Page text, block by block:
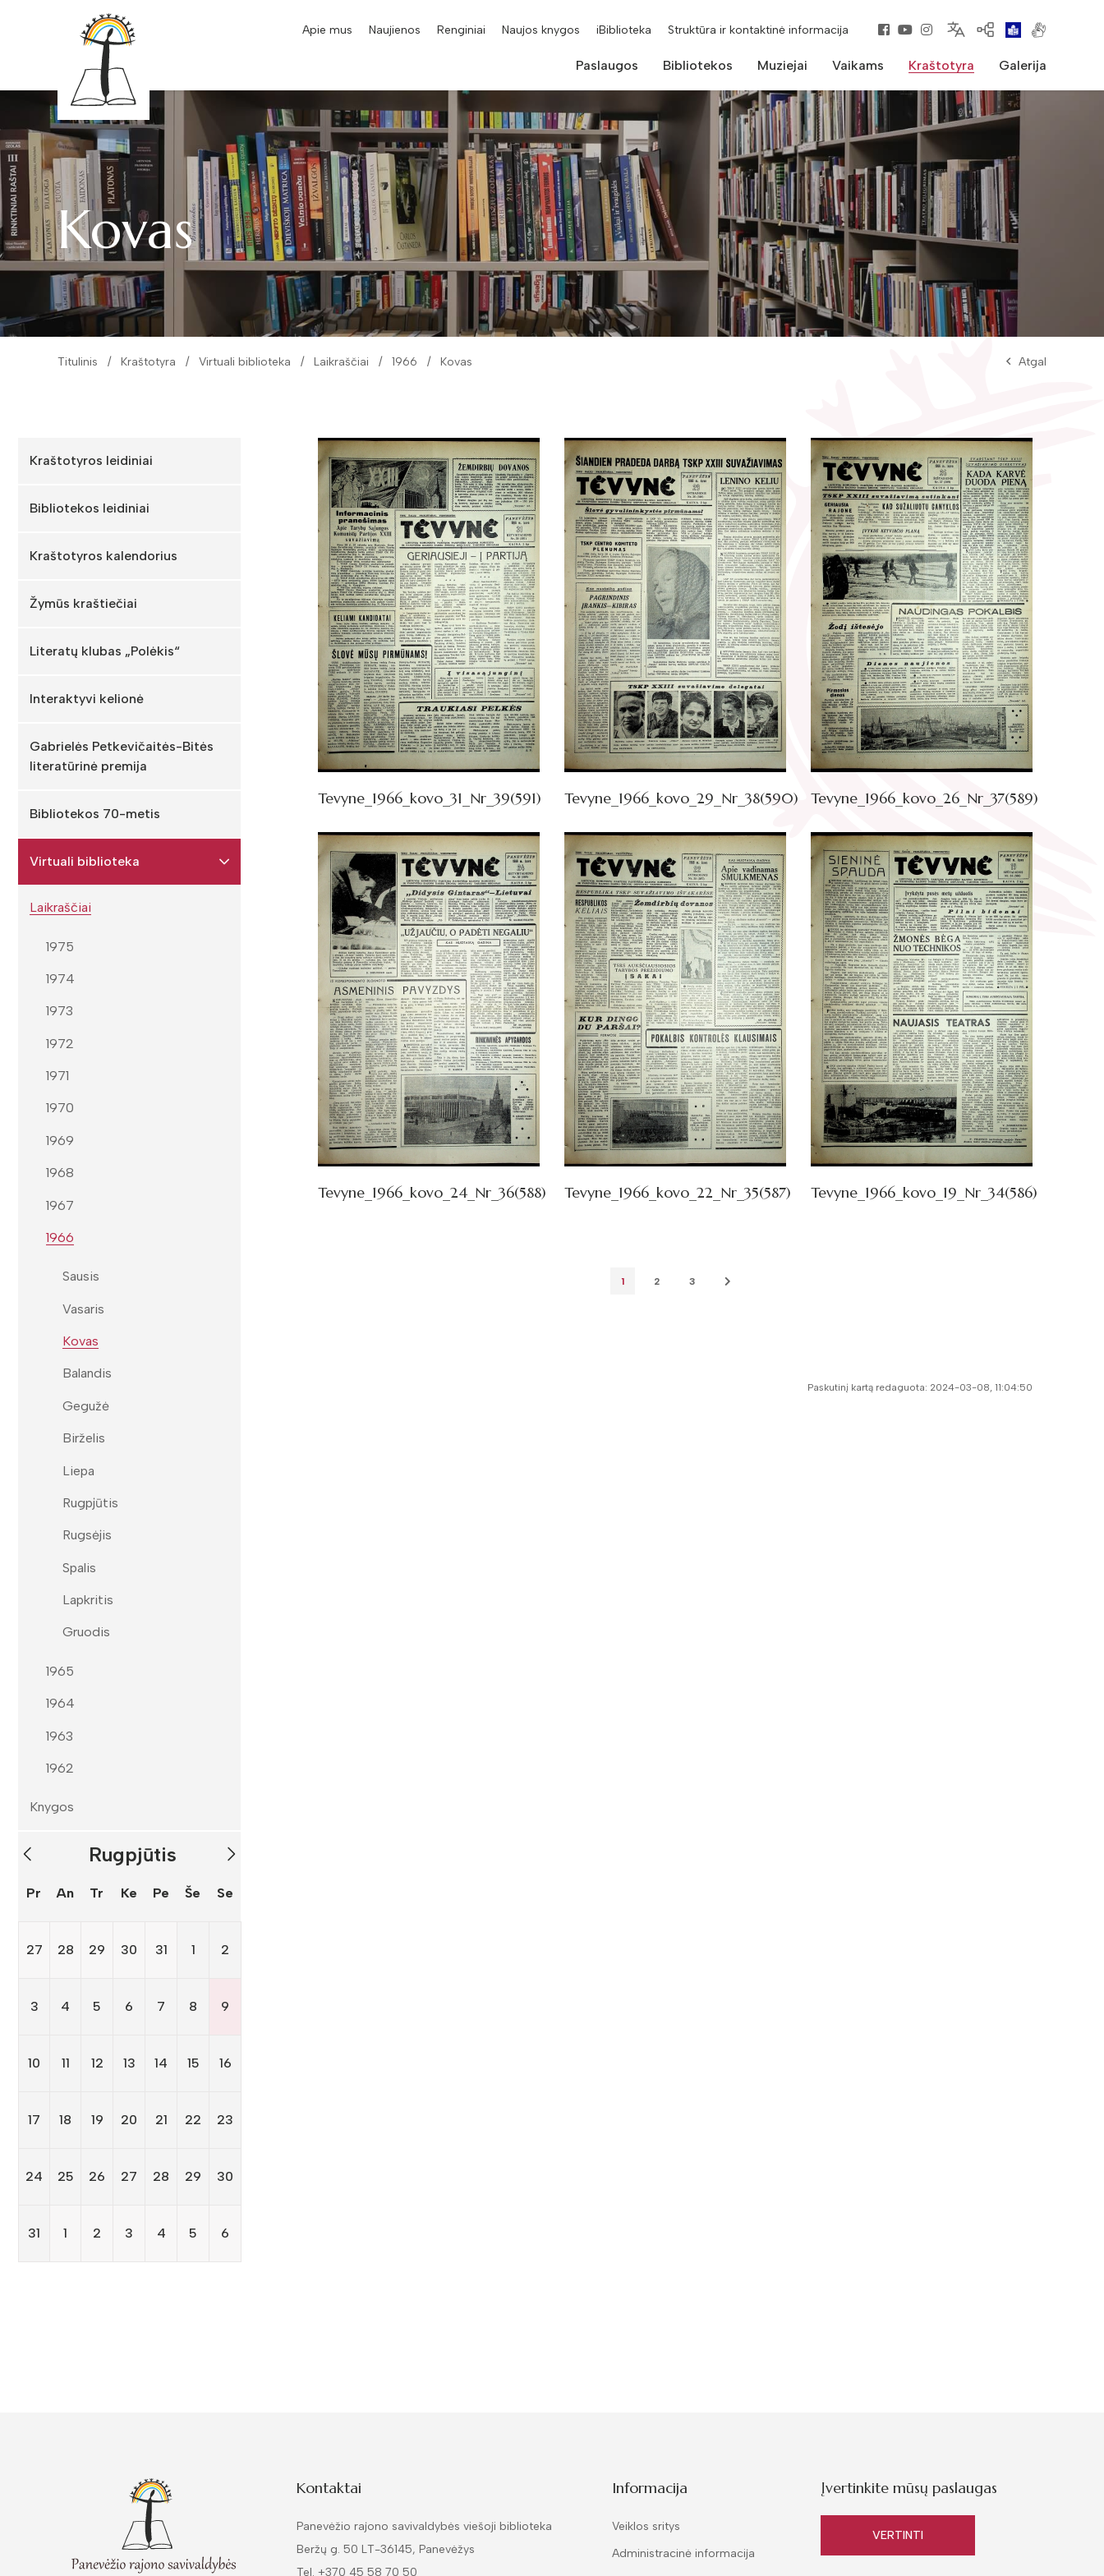
Apie mus Naujienos Renginiai Naujos knygos iBiblioteka Struktūra ir kontaktinė informacija
Paslaugos Bibliotekos Muziejai Vaikams Kraštotyra Galerija
Kovas
Titulinis Kraštotyra Virtuali biblioteka Laikraščiai 1966 Kovas Atgal
Kraštotyros leidiniai
Bibliotekos leidiniai
Kraštotyros kalendorius
Žymūs kraštiečiai
Literatų klubas „Polėkis“
Interaktyvi kelionė
Gabrielės Petkevičaitės-Bitės
literatūrinė premija
Bibliotekos 70-metis
Virtuali biblioteka
Laikraščiai
1975
1974
1973
1972
1971
1970
1969
1968
1967
1966
Sausis
Vasaris
Kovas
Balandis
Gegužė
Birželis
Liepa
Rugpjūtis
Rugsėjis
Spalis
Lapkritis
Gruodis
1965
1964
1963
1962
Knygos
Rugpjūtis
Pr An Tr Ke Pe Še Se
27 28 29 30 31 1 2
3 4 5 6 7 8 9
10 11 12 13 14 15 16
17 18 19 20 21 22 23
24 25 26 27 28 29 30
31 1 2 3 4 5 6
Tevyne_1966_kovo_31_Nr_39(591) Tevyne_1966_kovo_29_Nr_38(590) Tevyne_1966_kovo_26_Nr_37(589)
Tevyne_1966_kovo_24_Nr_36(588) Tevyne_1966_kovo_22_Nr_35(587) Tevyne_1966_kovo_19_Nr_34(586)
1 2 3
Paskutinį kartą redaguota: 2024-03-08, 11:04:50
Kontaktai
Panevėžio rajono savivaldybės viešoji biblioteka
Beržų g. 50 LT-36145, Panevėžys
Tel. +370 45 58 70 50
Informacija
Veiklos sritys
Administracinė informacija
Įvertinkite mūsų paslaugas
VERTINTI